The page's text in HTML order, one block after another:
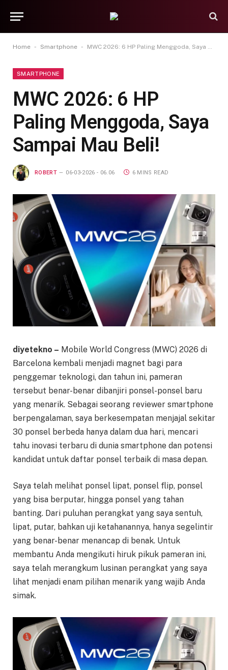
Home - Smartphone - MWC 2026: 6 HP Paling Menggoda, Saya Sampai Mau Beli!
SMARTPHONE
MWC 2026: 6 HP
Paling Menggoda, Saya
Sampai Mau Beli!
ROBERT 06-03-2026 - 06.06 6 MINS READ
diyetekno – Mobile World Congress (MWC) 2026 di
Barcelona kembali menjadi magnet bagi para
penggemar teknologi, dan tahun ini, pameran
tersebut benar-benar dibanjiri ponsel-ponsel baru
yang menarik. Sebagai seorang reviewer smartphone
berpengalaman, saya berkesempatan menjajal sekitar
30 ponsel berbeda hanya dalam dua hari, mencari
tahu inovasi terbaru di dunia smartphone dan potensi
kandidat untuk daftar ponsel terbaik di masa depan.
Saya telah melihat ponsel lipat, ponsel flip, ponsel
yang bisa berputar, hingga ponsel yang tahan
banting. Dari puluhan perangkat yang saya sentuh,
lipat, putar, bahkan uji ketahanannya, hanya segelintir
yang benar-benar menancap di benak. Untuk
membantu Anda mengikuti hiruk pikuk pameran ini,
saya telah merangkum lusinan perangkat yang saya
lihat menjadi enam pilihan menarik yang wajib Anda
simak.